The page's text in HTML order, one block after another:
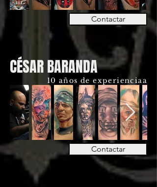
Contactar
CÉSAR BARANDA
10 años de experienciaa
Contactar